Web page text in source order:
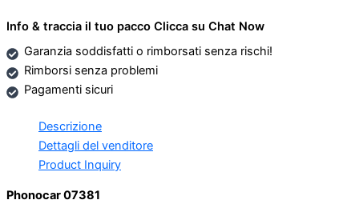
Info & traccia il tuo pacco Clicca su Chat Now
Garanzia soddisfatti o rimborsati senza rischi!
Rimborsi senza problemi
Pagamenti sicuri
Descrizione
Dettagli del venditore
Product Inquiry
Phonocar 07381